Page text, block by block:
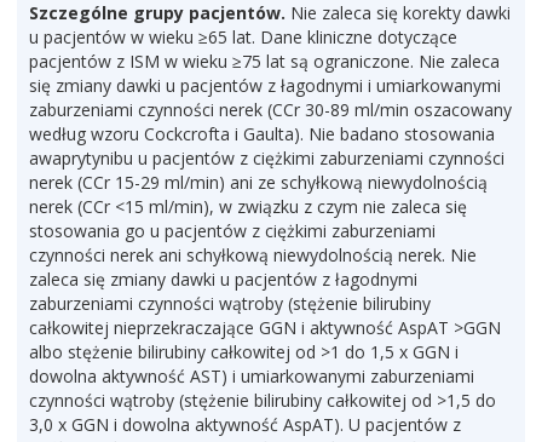
Szczególne grupy pacjentów. Nie zaleca się korekty dawki
u pacjentów w wieku ≥65 lat. Dane kliniczne dotyczące
pacjentów z ISM w wieku ≥75 lat są ograniczone. Nie zaleca
się zmiany dawki u pacjentów z łagodnymi i umiarkowanymi
zaburzeniami czynności nerek (CCr 30-89 ml/min oszacowany
według wzoru Cockcrofta i Gaulta). Nie badano stosowania
awaprytynibu u pacjentów z ciężkimi zaburzeniami czynności
nerek (CCr 15-29 ml/min) ani ze schyłkową niewydolnością
nerek (CCr <15 ml/min), w związku z czym nie zaleca się
stosowania go u pacjentów z ciężkimi zaburzeniami
czynności nerek ani schyłkową niewydolnością nerek. Nie
zaleca się zmiany dawki u pacjentów z łagodnymi
zaburzeniami czynności wątroby (stężenie bilirubiny
całkowitej nieprzekraczające GGN i aktywność AspAT >GGN
albo stężenie bilirubiny całkowitej od >1 do 1,5 x GGN i
dowolna aktywność AST) i umiarkowanymi zaburzeniami
czynności wątroby (stężenie bilirubiny całkowitej od >1,5 do
3,0 x GGN i dowolna aktywność AspAT). U pacjentów z